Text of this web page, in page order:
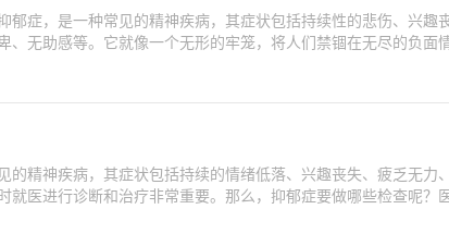
郁症，是一种常见的精神疾病，其症状包括持续性的悲伤、兴趣
、无助感等。它就像一个无形的牢笼，将人们禁锢在无尽的负面
的精神疾病，其症状包括持续的情绪低落、兴趣丧失、疲乏无力
就医进行诊断和治疗非常重要。那么，抑郁症要做哪些检查呢？